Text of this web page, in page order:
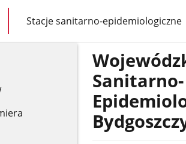
gov.pl
gov.pl
Stacje sanitarno-epidemiologiczne
gov.pl
Stacje
sanitarno-
epidemiologiczne
Sanitarno-